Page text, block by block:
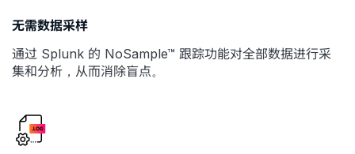
无需数据采样
通过 Splunk 的 NoSample™ 跟踪功能对全部数据进行采
集和分析，从而消除盲点。